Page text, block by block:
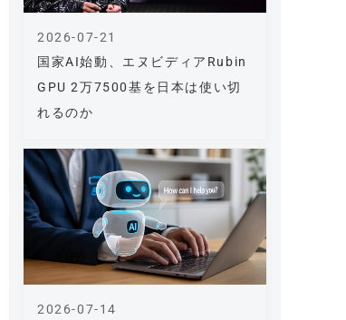
国家AI始動、エヌビディアRubin
GPU 2万7500基を日本は使い切
れるのか
2026-07-21
2026-07-14